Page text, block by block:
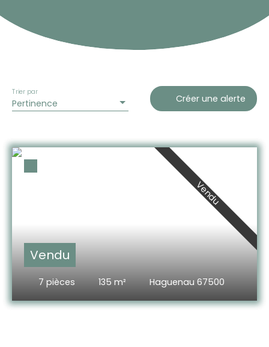
Pertinence
Trier par
Créer une alerte
Vendu
7 pièces 135 m² Haguenau 67500
Vendu